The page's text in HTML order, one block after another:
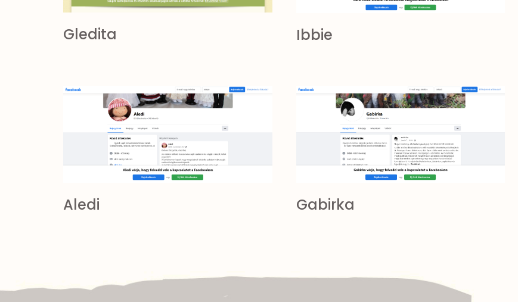
Gledita Ibbie
Aledi Gabirka